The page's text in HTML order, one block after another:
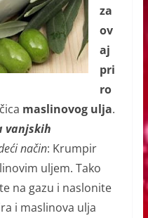
za
ov
aj
pri
ro
maslinovog ulja.
vanjskih
način: Krumpir
uljem. Tako
na gazu i naslonite
i maslinova ulja